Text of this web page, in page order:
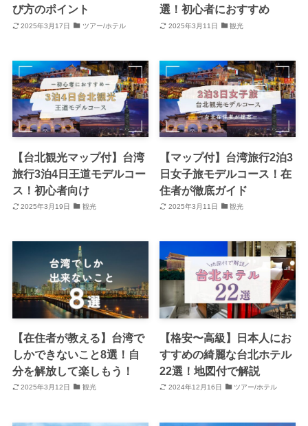
び方のポイント
2025年3月17日 ツアー/ホテル
選！初心者におすすめ
2025年3月11日 観光
【台北観光マップ付】台湾
旅行3泊4日王道モデルコー
ス！初心者向け
2025年3月19日 観光
【マップ付】台湾旅行2泊3
日女子旅モデルコース！在
住者が徹底ガイド
2025年3月11日 観光
【在住者が教える】台湾で
しかできないこと8選！自
分を解放して楽しもう！
2025年3月12日 観光
【格安〜高級】日本人にお
すすめの綺麗な台北ホテル
22選！地図付で解説
2024年12月16日 ツアー/ホテル